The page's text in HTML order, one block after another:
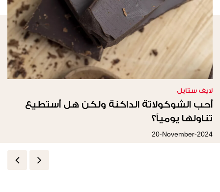
لايف ستايل
أحب الشوكولاتة الداكنة ولكن هل أستطيع
تناولها يومياً؟
20-November-2024